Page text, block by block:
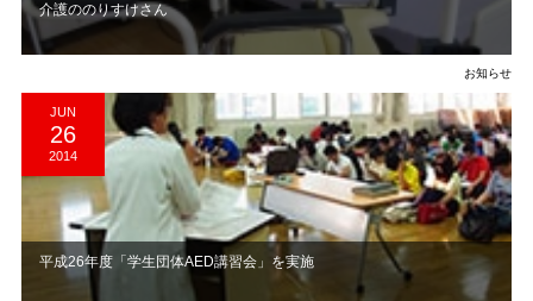
介護ののりすけさん
お知らせ
JUN
26
2014
平成26年度「学生団体AED講習会」を実施